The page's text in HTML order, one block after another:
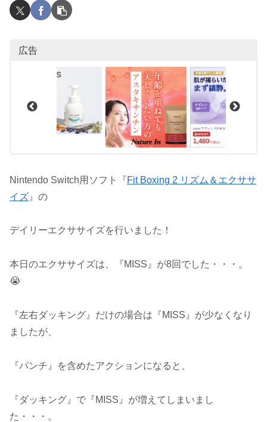
広告
Nintendo Switch用ソフト『Fit Boxing 2 リズム＆エクササ
イズ 』の
デイリーエクササイズを行いました！
本日のエクササイズは、『MISS』が8回でした・・・。
😭
『左右ダッキング』だけの場合は『MISS』が少なくなり
ましたが、
『パンチ』を含めたアクションになると、
『ダッキング』で『MISS』が増えてしまいまし
た・・・。